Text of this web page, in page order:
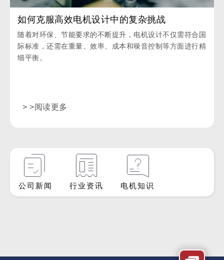
如何克服高效电机设计中的复杂挑战
随着对环保、节能要求的不断提升，电机设计不仅需符合国
际标准，还需在重量、效率、成本和噪音控制等方面进行精
细平衡。
> >阅读更多
公司新闻 行业资讯 电机知识